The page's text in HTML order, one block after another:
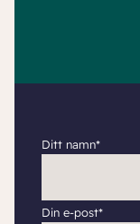
Ditt namn*
Din e-post*